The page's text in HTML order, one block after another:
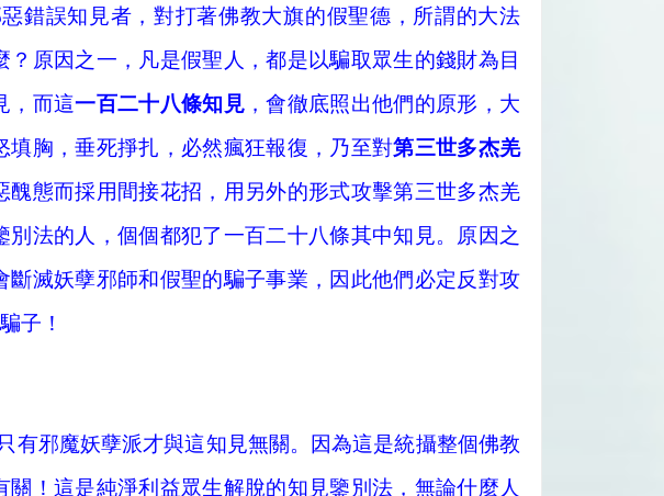
錯誤知見者，對打著佛教大旗的假聖德，所謂的大法
原因之一，凡是假聖人，都是以騙取眾生的錢財為目
，而這一百二十八條知見 ，會徹底照出他們的原形，大
胸，垂死掙扎，必然瘋狂報復，乃至對第三世多杰羌
態而採用間接花招，用另外的形式攻擊第三世多杰羌
別法的人，個個都犯了一百二十八條其中知見。原因之
滅妖孽邪師和假聖的騙子事業，因此他們必定反對攻
子！
有邪魔妖孽派才與這知見無關。因為這是統攝整個佛教
！這是純淨利益眾生解脫的知見鑒別法，無論什麼人